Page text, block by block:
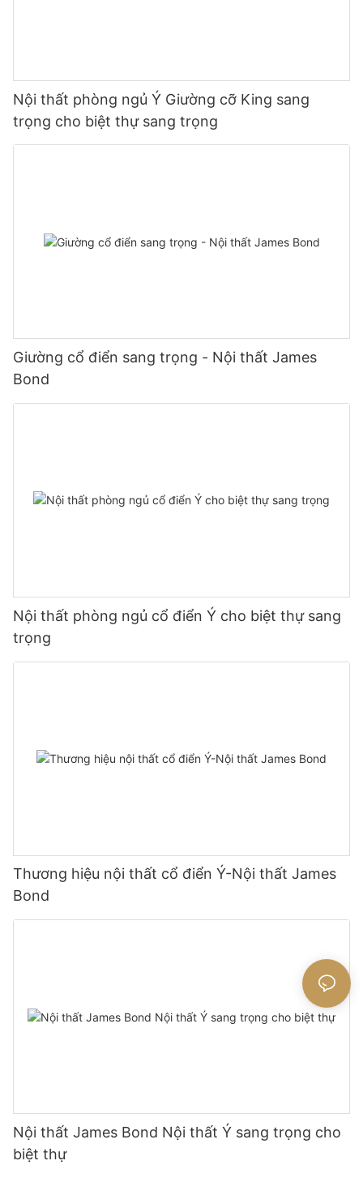
Nội thất phòng ngủ Ý Giường cỡ King sang
trọng cho biệt thự sang trọng
Giường cổ điển sang trọng - Nội thất James
Bond
Nội thất phòng ngủ cổ điển Ý cho biệt thự sang
trọng
Thương hiệu nội thất cổ điển Ý-Nội thất James
Bond
Nội thất James Bond Nội thất Ý sang trọng cho
biệt thự